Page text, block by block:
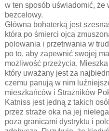
w ten sposób uświadomić, że
bezcelowy.
Główna bohaterką jest
która po śmierci ojca
polowania i przetrwania w
po to, aby zapewnić swojej
możliwość przeżycia.
który uważany jest za
czemu panują w nim
mieszkańców i Strażników
Katniss jest jedną z takich
przez straże oka na jej
poza granicami dystryktu i